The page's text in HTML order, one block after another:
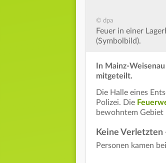
© dpa
Feuer in einer
(Symbolbild).
In Mainz-
mitgeteilt.
Die Halle eines
Polizei. Die
bewohntem Gebiet
Keine
Personen kamen